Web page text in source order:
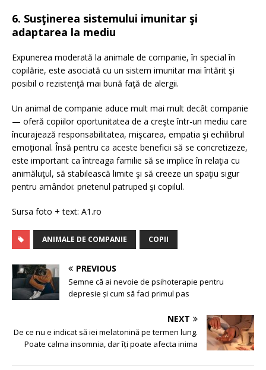
6. Susţinerea sistemului imunitar şi
adaptarea la mediu
Expunerea moderată la animale de companie, în special în
copilărie, este asociată cu un sistem imunitar mai întărit şi
posibil o rezistenţă mai bună faţă de alergii.
Un animal de companie aduce mult mai mult decât companie
— oferă copiilor oportunitatea de a creşte într-un mediu care
încurajează responsabilitatea, mişcarea, empatia şi echilibrul
emoţional. Însă pentru ca aceste beneficii să se concretizeze,
este important ca întreaga familie să se implice în relaţia cu
animăluţul, să stabilească limite şi să creeze un spaţiu sigur
pentru amândoi: prietenul patruped şi copilul.
Sursa foto + text: A1.ro
ANIMALE DE COMPANIE COPII
PREVIOUS
Semne că ai nevoie de psihoterapie pentru
depresie și cum să faci primul pas
NEXT
De ce nu e indicat să iei melatonină pe termen lung.
Poate calma insomnia, dar îți poate afecta inima